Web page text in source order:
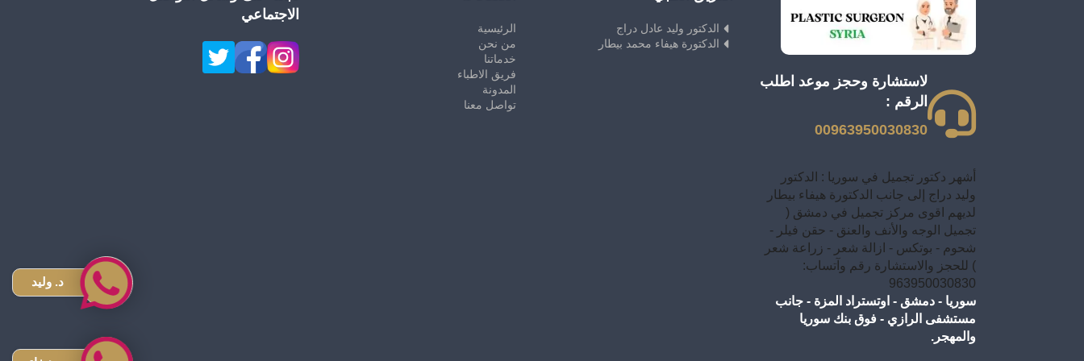
لاستشارة وحجز موعد اطلب
الرقم :
00963950030830
أشهر دكتور تجميل في سوريا : الدكتور
وليد دراج إلى جانب الدكتورة هيفاء بيطار
لديهم اقوى مركز تجميل في دمشق (
تجميل الوجه والأنف والعنق - حقن فيلر -
شحوم - بوتكس - ازالة شعر - زراعة شعر
) للحجز والاستشارة رقم وآتساب:
963950030830
سوريا - دمشق - اوتستراد المزة - جانب
مستشفى الرازي - فوق بنك سوريا
والمهجر.
الدكتور وليد عادل دراج
الدكتورة هيفاء محمد بيطار
الرئيسية
من نحن
خدماتنا
فريق الاطباء
المدونة
تواصل معنا
الاجتماعي
د. وليد